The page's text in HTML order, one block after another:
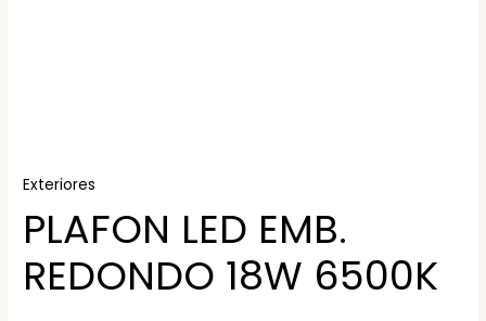
Exteriores
PLAFON LED EMB.
REDONDO 18W 6500K